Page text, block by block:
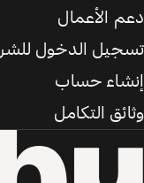
دعم الأعمال
تسجيل الدخول
إنشاء حساب
وثائق التكامل